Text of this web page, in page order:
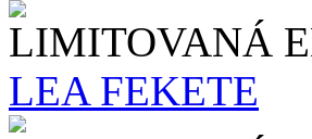
LIMITOVANÁ
LEA FEKETE